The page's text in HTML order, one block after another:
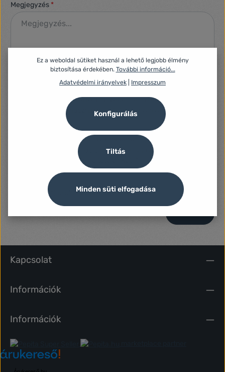
Megjegyzés *
Ez a webhely reCAPTCHA által védett, és a Google
Felhasználási feltételei érvényesek.
A folytatás kiválasztásával megerősíti, hogy elolvasta
Adatvédelmi információinkat, és elfogadta
Általános szerződési feltételeinket
A csillaggal (*) jelölt mezők kitöltése kötelező.
Kapcsolat
Információk
Információk
Ez a weboldal sütiket használ a lehető legjobb élmény
biztosítása érdekében. További információ...
Adatvédelmi irányelvek
Impresszum
Tiltás
Konfigurálás
Minden süti elfogadása